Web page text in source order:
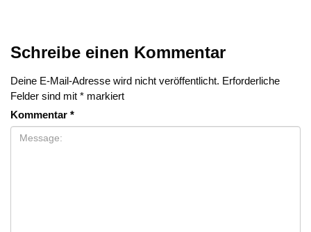
Schreibe einen Kommentar
Deine E-Mail-Adresse wird nicht veröffentlicht. Erforderliche
Felder sind mit * markiert
Kommentar *